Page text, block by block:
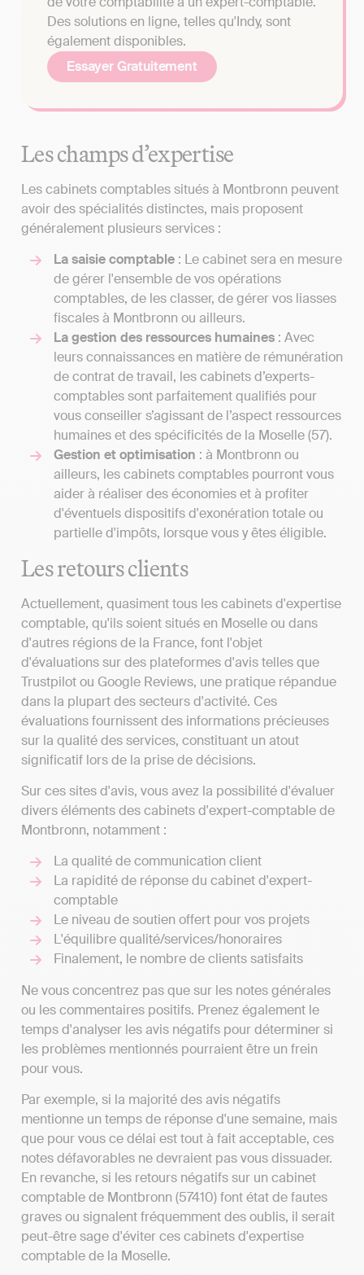
Des solutions en ligne, telles qu'Indy, sont
également disponibles.
Essayer Gratuitement
Les champs d’expertise
Les cabinets comptables situés à Montbronn peuvent
avoir des spécialités distinctes, mais proposent
généralement plusieurs services :
La saisie comptable : Le cabinet sera en mesure
de gérer l'ensemble de vos opérations
comptables, de les classer, de gérer vos liasses
fiscales à Montbronn ou ailleurs.
La gestion des ressources humaines : Avec
leurs connaissances en matière de rémunération
de contrat de travail, les cabinets d’experts-
comptables sont parfaitement qualifiés pour
vous conseiller s’agissant de l’aspect ressources
humaines et des spécificités de la Moselle (57).
Gestion et optimisation : à Montbronn ou
ailleurs, les cabinets comptables pourront vous
aider à réaliser des économies et à profiter
d'éventuels dispositifs d'exonération totale ou
partielle d'impôts, lorsque vous y êtes éligible.
Les retours clients
Actuellement, quasiment tous les cabinets d'expertise
comptable, qu'ils soient situés en Moselle ou dans
d'autres régions de la France, font l'objet
d'évaluations sur des plateformes d'avis telles que
Trustpilot ou Google Reviews, une pratique répandue
dans la plupart des secteurs d'activité. Ces
évaluations fournissent des informations précieuses
sur la qualité des services, constituant un atout
significatif lors de la prise de décisions.
Sur ces sites d'avis, vous avez la possibilité d'évaluer
divers éléments des cabinets d'expert-comptable de
Montbronn, notamment :
La qualité de communication client
La rapidité de réponse du cabinet d'expert-
comptable
Le niveau de soutien offert pour vos projets
L'équilibre qualité/services/honoraires
Finalement, le nombre de clients satisfaits
Ne vous concentrez pas que sur les notes générales
ou les commentaires positifs. Prenez également le
temps d'analyser les avis négatifs pour déterminer si
les problèmes mentionnés pourraient être un frein
pour vous.
Par exemple, si la majorité des avis négatifs
mentionne un temps de réponse d'une semaine, mais
que pour vous ce délai est tout à fait acceptable, ces
notes défavorables ne devraient pas vous dissuader.
En revanche, si les retours négatifs sur un cabinet
comptable de Montbronn (57410) font état de fautes
graves ou signalent fréquemment des oublis, il serait
peut-être sage d'éviter ces cabinets d'expertise
comptable de la Moselle.